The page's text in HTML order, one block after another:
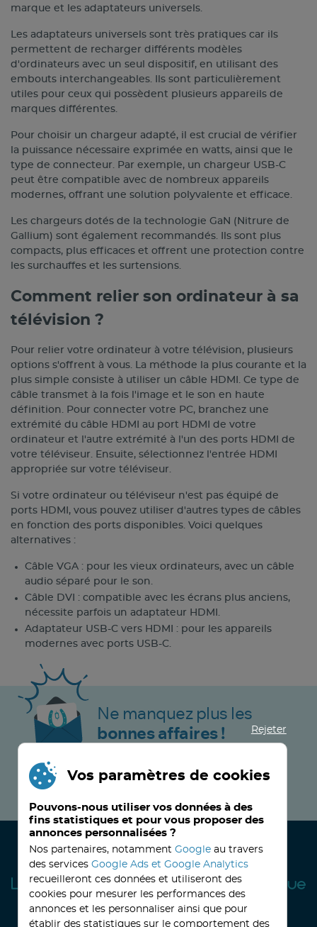
marque et les adaptateurs universels.
Les adaptateurs universels sont très pratiques car ils
permettent de recharger différents modèles
d'ordinateurs avec un seul dispositif, en utilisant des
embouts interchangeables. Ils sont particulièrement
utiles pour ceux qui possèdent plusieurs appareils de
marques différentes.
Pour choisir un chargeur adapté, il est crucial de vérifier
la puissance nécessaire exprimée en watts, ainsi que le
type de connecteur. Par exemple, un chargeur USB-C
peut être compatible avec de nombreux appareils
modernes, offrant une solution polyvalente et efficace.
Les chargeurs dotés de la technologie GaN (Nitrure de
Gallium) sont également recommandés. Ils sont plus
compacts, plus efficaces et offrent une protection contre
les surchauffes et les surtensions.
Comment relier son ordinateur à sa
télévision ?
Pour relier votre ordinateur à votre télévision, plusieurs
options s'offrent à vous. La méthode la plus courante et la
plus simple consiste à utiliser un câble HDMI. Ce type de
câble transmet à la fois l'image et le son en haute
définition. Pour connecter votre PC, branchez une
extrémité du câble HDMI au port HDMI de votre
ordinateur et l'autre extrémité à l'un des ports HDMI de
votre téléviseur. Ensuite, sélectionnez l'entrée HDMI
appropriée sur votre téléviseur.
Si votre ordinateur ou téléviseur n'est pas équipé de
ports HDMI, vous pouvez utiliser d'autres types de câbles
en fonction des ports disponibles. Voici quelques
alternatives :
Câble VGA : pour les vieux ordinateurs, avec un câble
audio séparé pour le son.
Câble DVI : compatible avec les écrans plus anciens,
nécessite parfois un adaptateur HDMI.
Adaptateur USB-C vers HDMI : pour les appareils
modernes avec ports USB-C.
Ne manquez plus les
bonnes affaires !
JE M’INSCRIS MAINTENANT !
Rejeter
Vos paramètres de cookies
Pouvons-nous utiliser vos données à des
fins statistiques et pour vous proposer des
annonces personnalisées ?
Nos partenaires, notamment Google au travers
des services Google Ads et Google Analytics
recueilleront ces données et utiliseront des
cookies pour mesurer les performances des
annonces et les personnaliser ainsi que pour
établir des statistiques sur le comportement des